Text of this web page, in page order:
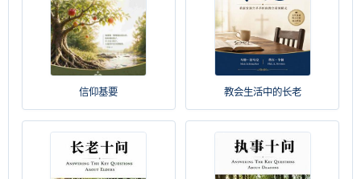
信仰基要 教会生活中的长老